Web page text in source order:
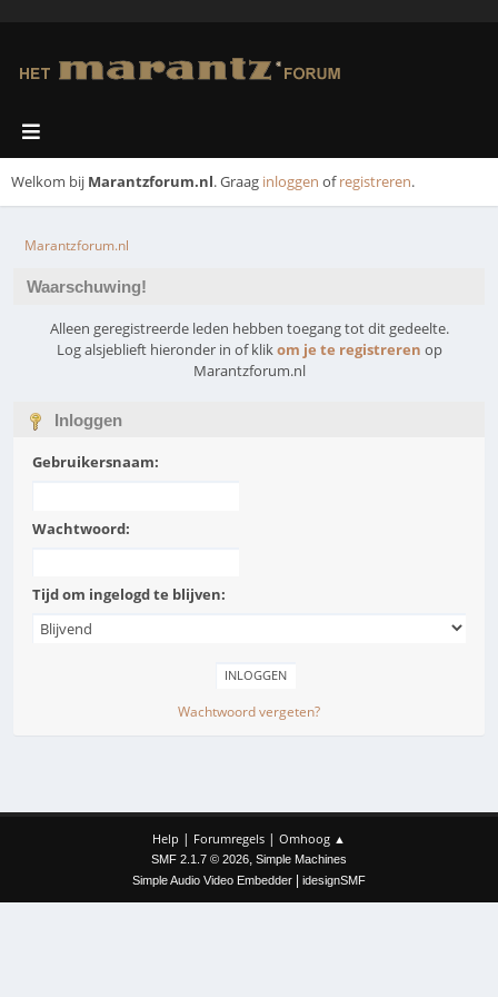
Welkom bij Marantzforum.nl. Graag inloggen ofregistreren.
Marantzforum.nl
Waarschuwing!
Alleen geregistreerde leden hebben toegang tot dit gedeelte.
Log alsjeblieft hieronder in of klikom je te registreren op
Marantzforum.nl
Inloggen
Gebruikersnaam:
Wachtwoord:
Tijd om ingelogd te blijven:
Wachtwoord vergeten?
Help | Forumregels | Omhoog ▲
SMF 2.1.7 © 2026, Simple Machines
Simple Audio Video Embedder
idesignSMF